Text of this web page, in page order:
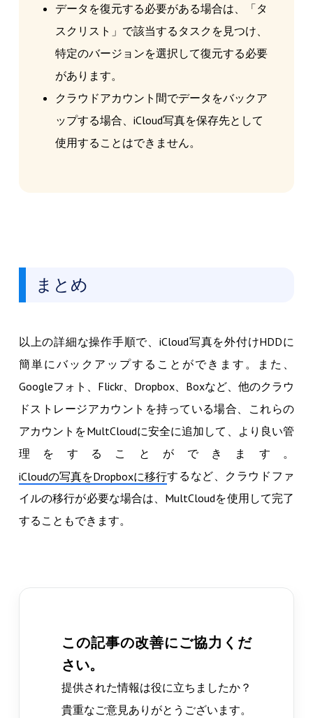
データを復元する必要がある場合は、「タ
スクリスト」で該当するタスクを見つけ、
特定のバージョンを選択して復元する必要
があります。
クラウドアカウント間でデータをバックア
ップする場合、iCloud写真を保存先として
使用することはできません。
まとめ
以上の詳細な操作手順で、iCloud写真を外付けHDDに
簡単にバックアップすることができます。また、
Googleフォト、Flickr、Dropbox、Boxなど、他のクラウ
ドストレージアカウントを持っている場合、これらの
アカウントをMultCloudに安全に追加して、より良い管
理をすることができます。
iCloudの写真をDropboxに移行するなど、クラウドファ
イルの移行が必要な場合は、MultCloudを使用して完了
することもできます。
この記事の改善にご協力くだ
さい。
提供された情報は役に立ちましたか？
貴重なご意見ありがとうございます。